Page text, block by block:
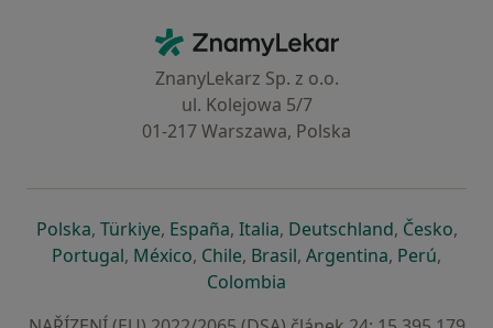
ZnamyLekar - Hlavní stránka
ZnanyLekarz Sp. z o.o.
ul. Kolejowa 5/7
01-217 Warszawa, Polska
Polskase otevře v nové záložce
, Türkiyese otevře v nové záložce
, Españase otevře v nové záložce
, Italiase otevře v nové záložce
, Deutschlandse otevře v
, Českose
,
Portugalse otevře v nové záložce
, Méxicose otevře v nové záložce
, Chilese otevře v nové záložce
, Brasilse otevře v nové
, Argentinase otevře v
, Perúse
,
Colombia